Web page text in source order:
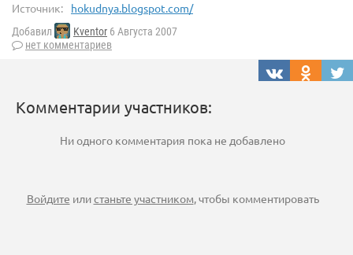
Источник: hokudnya.blogspot.com/
Добавил Kventor 6 Августа 2007
нет комментариев
Комментарии участников:
Ни одного комментария пока не добавлено
Войдите илистаньте участником, чтобы комментировать